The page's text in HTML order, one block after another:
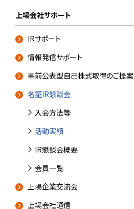
上場会社サポート
IRサポート
情報発信サポート
事前公表型自己株式取得のご提案
名証IR懇談会
入会方法等
活動実績
IR懇談会概要
会員一覧
上場企業交流会
上場会社通信